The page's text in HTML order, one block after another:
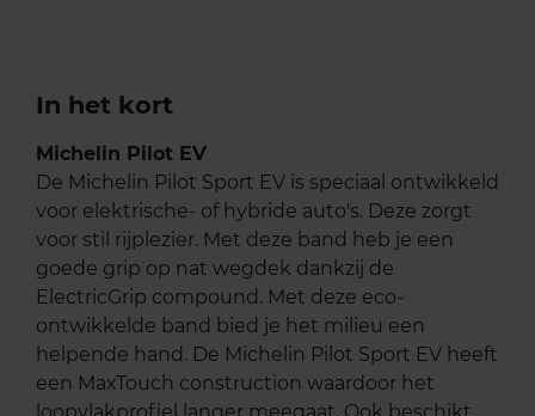
In het kort
Michelin Pilot EV
De Michelin Pilot Sport EV is speciaal ontwikkeld
voor elektrische- of hybride auto's. Deze zorgt
voor stil rijplezier. Met deze band heb je een
goede grip op nat wegdek dankzij de
ElectricGrip compound. Met deze eco-
ontwikkelde band bied je het milieu een
helpende hand. De Michelin Pilot Sport EV heeft
een MaxTouch construction waardoor het